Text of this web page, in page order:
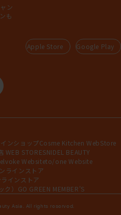
ン
も
Apple Store Google Play
ンショップCosme Kitchen WebStore
WEB STORESNIDEL BEAUTY
Websiteto/one Website
ラインストア
インストア
） GO GREEN MEMBER'S
Asia. All rights reserved.